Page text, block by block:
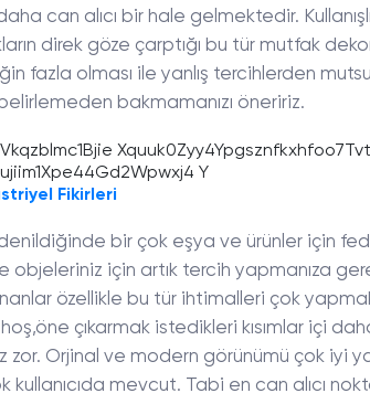
can alıcı bir hale gelmektedir.
direk göze çarptığı bu tür mutfak
fazla olması ile yanlış tercihlerden
bakmamanızı öneririz.
Fikirleri
bir çok eşya ve ürünler için
objeleriniz için artık tercih yapmanıza
özellikle bu tür ihtimalleri çok
çıkarmak istedikleri kısımlar içi
Orjinal ve modern görünümü çok iyi
kullanıcıda mevcut. Tabi en can alıcı